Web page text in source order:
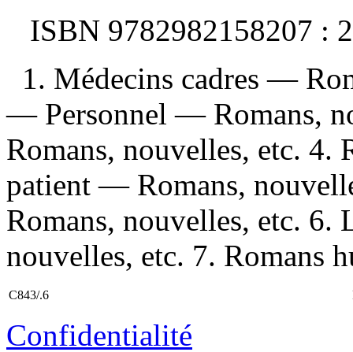
ISBN 9782982158207 :
1. Médecins cadres —
— Personnel — Romans,
Romans, nouvelles, etc. 4.
patient — Romans,
Romans, nouvelles, etc.
nouvelles, etc. 7. Romans
C843/.6
Confidentialité